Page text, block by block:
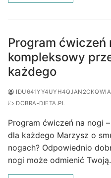
Program ćwiczeń
kompleksowy
każdego
DOBRA-DIETA.PL
Program ćwiczeń na nogi
dla każdego Marzysz o
nogach? Odpowiednio
nogi może odmienić